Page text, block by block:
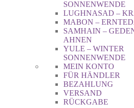
SONNENWENDE
LUGHNASAD –
MABON –
SAMHAIN –
AHNEN
YULE – WINTER
SONNENWENDE
MEIN KONTO
FÜR HÄNDLER
BEZAHLUNG
VERSAND
RÜCKGABE